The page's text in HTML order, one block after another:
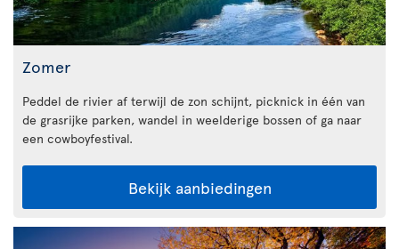
Zomer
Peddel de rivier af terwijl de zon schijnt, picknick in één van
de grasrijke parken, wandel in weelderige bossen of ga naar
een cowboyfestival.
Bekijk aanbiedingen